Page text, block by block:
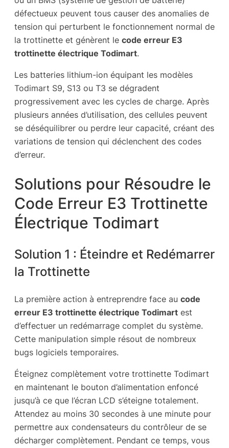
défectueux peuvent tous causer des anomalies de
tension qui perturbent le fonctionnement normal de
la trottinette et génèrent le code erreur E3
trottinette électrique Todimart.
Les batteries lithium-ion équipant les modèles
Todimart S9, S13 ou T3 se dégradent
progressivement avec les cycles de charge. Après
plusieurs années d’utilisation, des cellules peuvent
se déséquilibrer ou perdre leur capacité, créant des
variations de tension qui déclenchent des codes
d’erreur.
Solutions pour Résoudre le
Code Erreur E3 Trottinette
Électrique Todimart
Solution 1 : Éteindre et Redémarrer
la Trottinette
La première action à entreprendre face au code
erreur E3 trottinette électrique Todimart est
d’effectuer un redémarrage complet du système.
Cette manipulation simple résout de nombreux
bugs logiciels temporaires.
Éteignez complètement votre trottinette Todimart
en maintenant le bouton d’alimentation enfoncé
jusqu’à ce que l’écran LCD s’éteigne totalement.
Attendez au moins 30 secondes à une minute pour
permettre aux condensateurs du contrôleur de se
décharger complètement. Pendant ce temps, vous